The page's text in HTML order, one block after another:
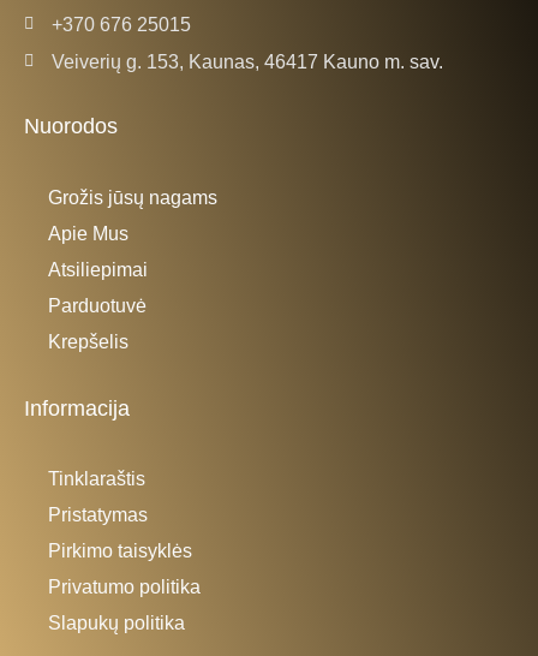
+370 676 25015
Veiverių g. 153, Kaunas, 46417 Kauno m. sav.
Nuorodos
Grožis jūsų nagams
Apie Mus
Atsiliepimai
Parduotuvė
Krepšelis
Informacija
Tinklaraštis
Pristatymas
Pirkimo taisyklės
Privatumo politika
Slapukų politika